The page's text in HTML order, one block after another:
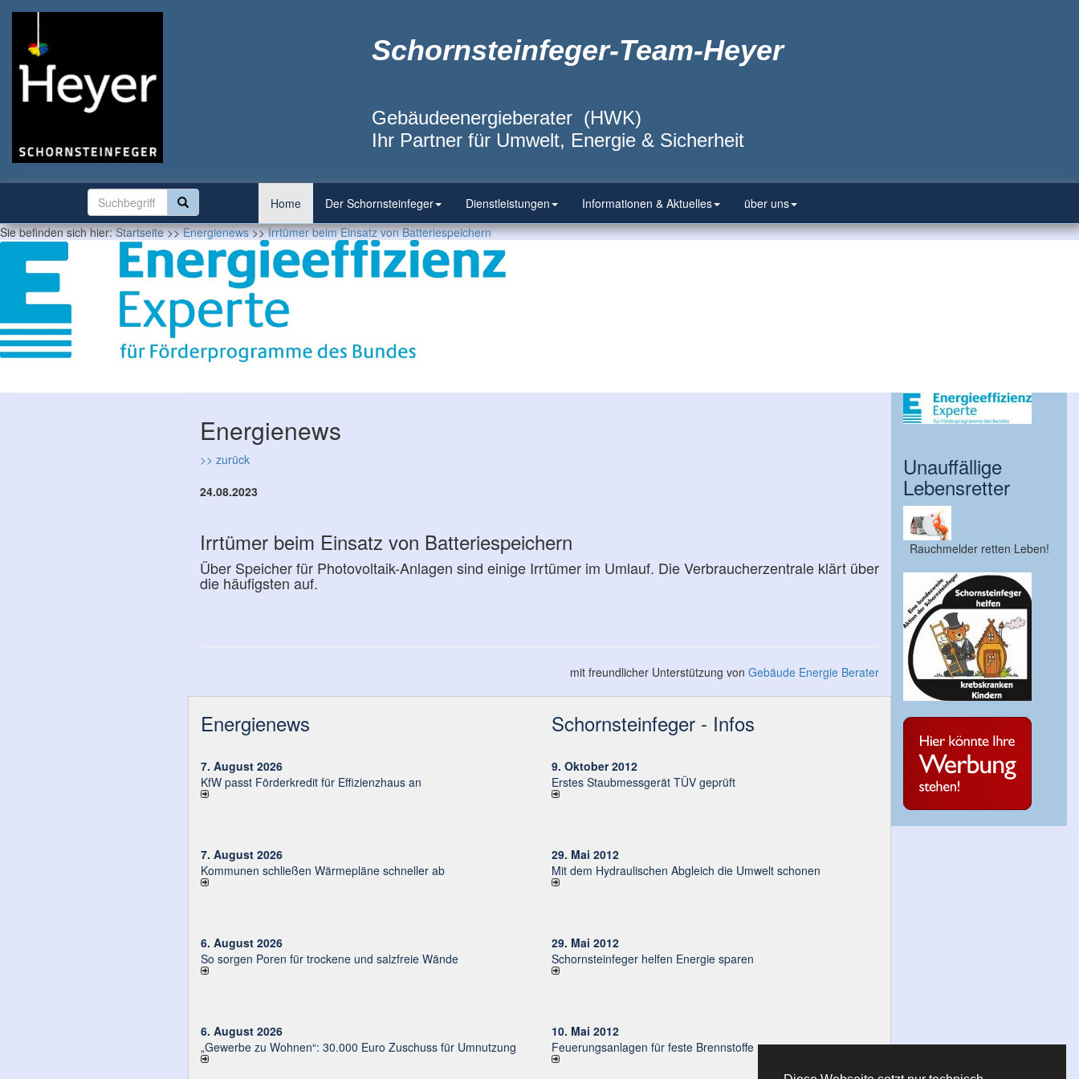
Schornsteinfeger-Team-Heyer
Gebäudeenergieberater (HWK)
Ihr Partner für Umwelt, Energie & Sicherheit
Home Der Schornsteinfeger Dienstleistungen Informationen & Aktuelles
über uns
Sie befinden sich hier:Startseite>>Energienews>>Irrtümer beim Einsatz von Batteriespeichern
Energienews
>> zurück
24.08.2023
Irrtümer beim Einsatz von Batteriespeichern
Über Speicher für Photovoltaik-Anlagen sind einige Irrtümer im Umlauf. Die Verbraucherzentrale klärt über
die häufigsten auf.
mit freundlicher Unterstützung von Gebäude Energie Berater
Energienews
7. August 2026
KfW passt Förderkredit für Effizienzhaus an
7. August 2026
Kommunen schließen Wärmepläne schneller ab
6. August 2026
So sorgen Poren für trockene und salzfreie Wände
6. August 2026
„Gewerbe zu Wohnen“: 30.000 Euro Zu­schuss für Um­nut­zung
Schornsteinfeger - Infos
9. Oktober 2012
Erstes Staubmessgerät TÜV geprüft
29. Mai 2012
Mit dem Hydraulischen Abgleich die Umwelt schonen
29. Mai 2012
Schornsteinfeger helfen Energie sparen
10. Mai 2012
Feuerungsanlagen für feste Brennstoffe
Unauffällige
Lebensretter
Rauchmelder retten Leben!